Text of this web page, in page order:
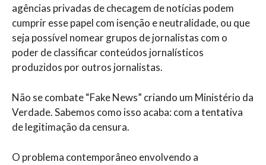
agências privadas de checagem de notícias podem
cumprir esse papel com isenção e neutralidade, ou que
seja possível nomear grupos de jornalistas com o
poder de classificar conteúdos jornalísticos
produzidos por outros jornalistas.
Não se combate “Fake News” criando um Ministério da
Verdade. Sabemos como isso acaba: com a tentativa
de legitimação da censura.
O problema contemporâneo envolvendo a